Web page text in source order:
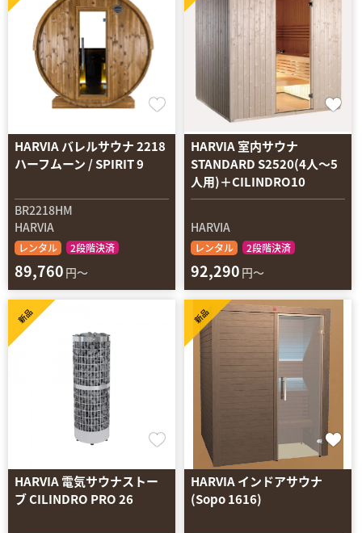
HARVIA バレルサウナ 2218
ハーフムーン / SPIRIT 9
BR2218HM
HARVIA
レンタル 2段階決済
89,760 円～
HARVIA 室内サウナ
STANDARD S2520(4人～5
人用)＋CILINDRO10
HARVIA
レンタル 2段階決済
92,290 円～
HARVIA 電気サウナストー
ブ CILINDRO PRO 26
新品
HARVIA インドアサウナ
(Sopo 1616)
新品